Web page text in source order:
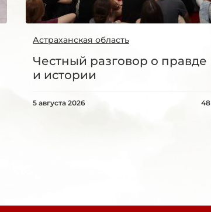
Астраханская область
Честный разговор о правде
и истории
5 августа 2026 48